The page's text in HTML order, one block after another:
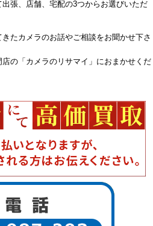
張、店舗、宅配の3つからお選びいただ
たカメラのお話やご相談をお聞かせ下さ
の「カメラのリサマイ」におまかせくだ